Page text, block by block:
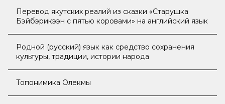
Перевод якутских реалий из сказки «Старушка
Бэйбэрикээн с пятью коровами» на английский язык
Родной (русский) язык как средство сохранения
культуры, традиции, истории народа
Топонимика Олекмы